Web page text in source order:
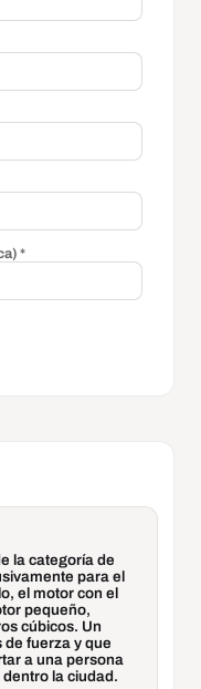
*
la categoría de
para el
el motor con el
pequeño,
cúbicos. Un
fuerza y que
a una persona
la ciudad.